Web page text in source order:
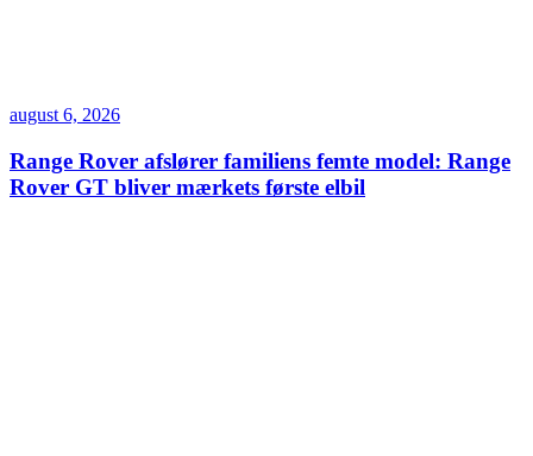
august 6, 2026
Range Rover afslører familiens femte model: Range
Rover GT bliver mærkets første elbil